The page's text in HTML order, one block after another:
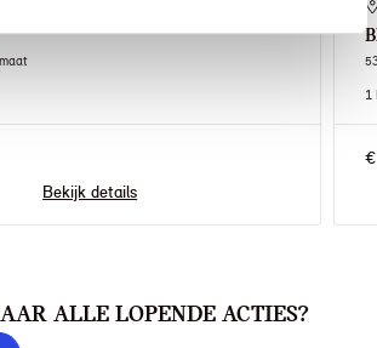
Bekijk details
1
ALLE LOPENDE ACTIES?